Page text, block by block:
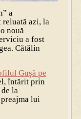
a
reluată azi, la
nouă
a fost
Cătălin
Guşă pe
întărit prin
la
lui